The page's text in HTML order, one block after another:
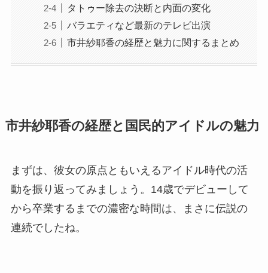
タトゥー除去の決断と内面の変化
バラエティなど最新のテレビ出演
市井紗耶香の経歴と魅力に関するまとめ
市井紗耶香の経歴と国民的アイドルの魅力
まずは、彼女の原点ともいえるアイドル時代の活
動を振り返ってみましょう。14歳でデビューして
から卒業するまでの濃密な時間は、まさに伝説の
連続でしたね。